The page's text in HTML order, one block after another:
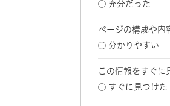
充分だった
ページの構成や内
分かりやすい
この情報をすぐに
すぐに見つけた